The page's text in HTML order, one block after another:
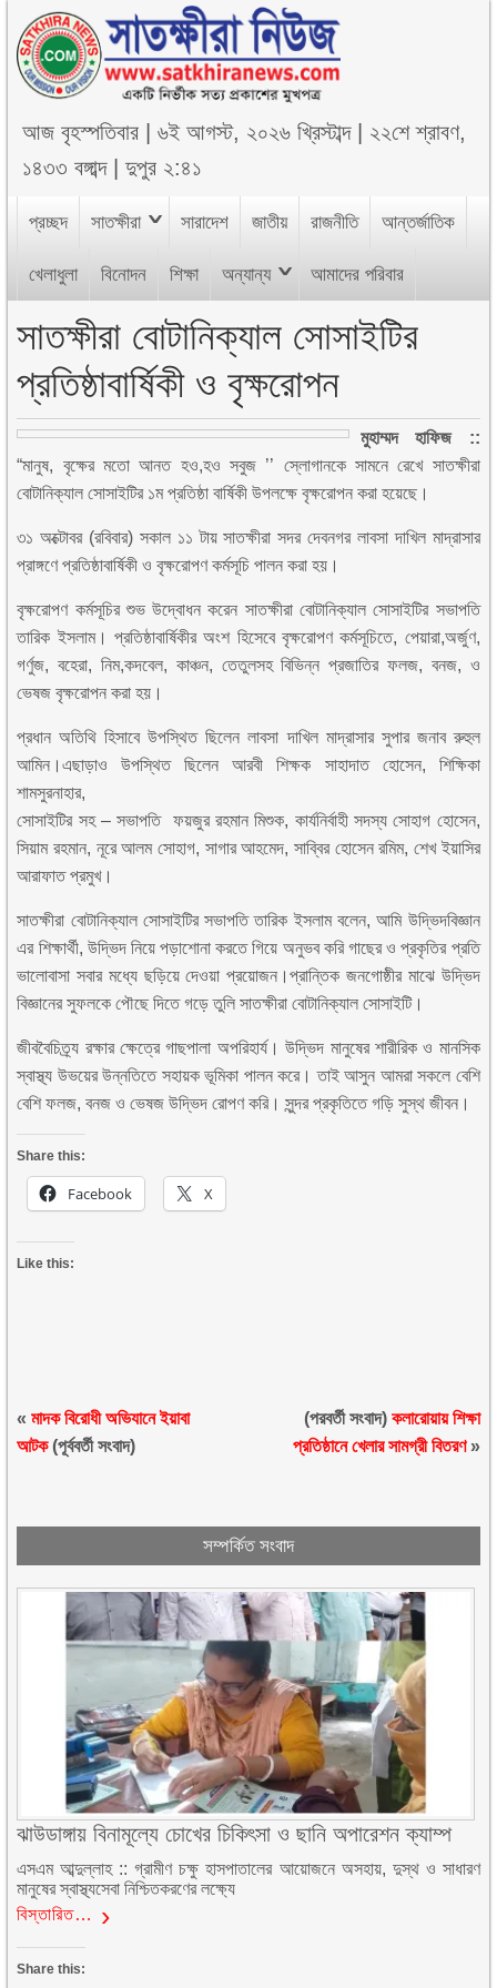
আজবৃহস্পতিবার |৬ই আগস্ট, ২০২৬ খ্রিস্টাব্দ| ২২শে শ্রাবণ,
১৪৩৩ বঙ্গাব্দ|দুপুর ২:৪১
প্রচ্ছদ সাতক্ষীরা সারাদেশ জাতীয় রাজনীতি আন্তর্জাতিক
খেলাধুলা বিনোদন শিক্ষা অন্যান্য আমাদের পরিবার
সাতক্ষীরা বোটানিক্যাল সোসাইটির
প্রতিষ্ঠাবার্ষিকী ও বৃক্ষরোপন
মুহাম্মদ হাফিজ ::
“মানুষ, বৃক্ষের মতো আনত হও,হও সবুজ ’’ স্লোগানকে সামনে রেখে সাতক্ষীরা
বোটানিক্যাল সোসাইটির ১ম প্রতিষ্ঠা বার্ষিকী উপলক্ষে বৃক্ষরোপন করা হয়েছে।
৩১ অক্টোবর (রবিবার) সকাল ১১ টায় সাতক্ষীরা সদর দেবনগর লাবসা দাখিল মাদ্রাসার
প্রাঙ্গণে প্রতিষ্ঠাবার্ষিকী ও বৃক্ষরোপণ কর্মসূচি পালন করা হয়।
বৃক্ষরোপণ কর্মসূচির শুভ উদ্বোধন করেন সাতক্ষীরা বোটানিক্যাল সোসাইটির সভাপতি
তারিক ইসলাম। প্রতিষ্ঠাবার্ষিকীর অংশ হিসেবে বৃক্ষরোপণ কর্মসূচিতে, পেয়ারা,অর্জুণ,
গর্ণুজ, বহেরা, নিম,কদবেল, কাঞ্চন, তেতুলসহ বিভিন্ন প্রজাতির ফলজ, বনজ, ও
ভেষজ বৃক্ষরোপন করা হয়।
প্র‍ধান অতিথি হিসাবে উপস্থিত ছিলেন লাবসা দাখিল মাদ্র‍াসার সুপার জনাব রুহুল
আমিন।এছাড়াও উপস্থিত ছিলেন আরবী শিক্ষক সাহাদাত হোসেন, শিক্ষিকা
শামসুরনাহার,
সোসাইটির সহ – সভাপতি ফয়জুর রহমান মিশুক, কার্যনির্বাহী সদস্য সোহাগ হোসেন,
সিয়াম রহমান, নূরে আলম সোহাগ, সাগার আহমেদ, সাব্বির হোসেন রমিম, শেখ ইয়াসির
আরাফাত প্র‍মুখ।
সাতক্ষীরা বোটানিক্যাল সোসাইটির সভাপতি তারিক ইসলাম বলেন, আমি উদ্ভিদবিজ্ঞান
এর শিক্ষার্থী, উদ্ভিদ নিয়ে পড়াশোনা করতে গিয়ে অনুভব করি গাছের ও প্রকৃতির প্রতি
ভালোবাসা সবার মধ্যে ছড়িয়ে দেওয়া প্রয়োজন।প্র‍ান্তিক জনগোষ্ঠীর মাঝে উদ্ভিদ
বিজ্ঞানের সুফলকে পৌছে দিতে গড়ে তুলি সাতক্ষীরা বোটানিক্যাল সোসাইটি।
জীববৈচিত্র্য রক্ষার ক্ষেত্রে গাছপালা অপরিহার্য। উদ্ভিদ মানুষের শারীরিক ও মানসিক
স্বাস্থ্য উভয়ের উন্নতিতে সহায়ক ভূমিকা পালন করে। তাই আসুন আমরা সকলে বেশি
বেশি ফলজ, বনজ ও ভেষজ উদ্ভিদ রোপণ করি। সুন্দর প্রকৃতিতে গড়ি সুস্থ জীবন।
Share this:
Facebook X
Like this:
«মাদক বিরোধী অভিযানে ইয়াবা
আটক(পূর্ববর্তী সংবাদ)
(পরবর্তী সংবাদ) কলারোয়ায় শিক্ষা
প্রতিষ্ঠানে খেলার সামগ্রী বিতরণ»
সম্পর্কিত সংবাদ
ঝাউডাঙ্গায় বিনামূল্যে চোখের চিকিৎসা ও ছানি অপারেশন ক্যাম্প
এসএম আব্দুল্লাহ :: গ্রামীণ চক্ষু হাসপাতালের আয়োজনে অসহায়, দুস্থ ও সাধারণ
মানুষের স্বাস্থ্যসেবা নিশ্চিতকরণের লক্ষ্যে
বিস্তারিত…
Share this: